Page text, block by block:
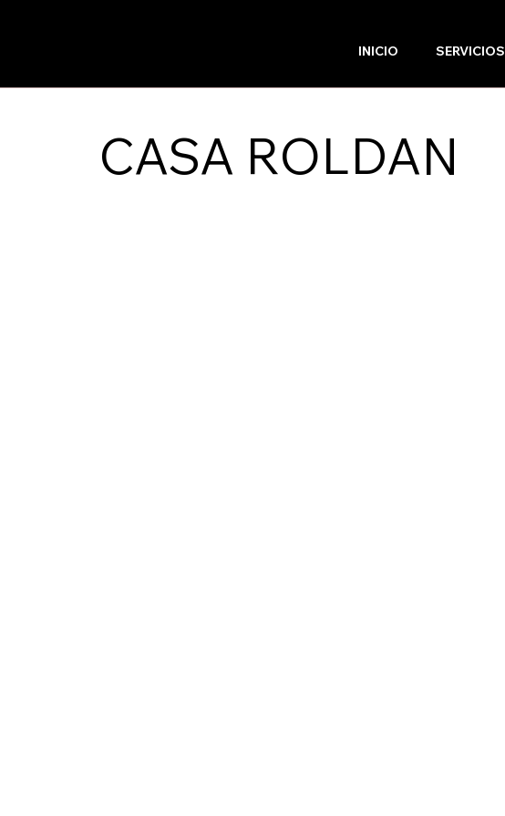
INICIO SERVICIOS
CASA ROLDAN